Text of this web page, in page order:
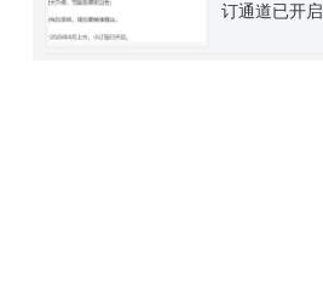
订通道已开启